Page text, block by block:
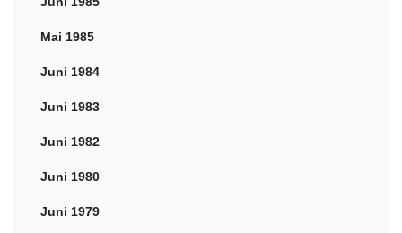
Mai 1985
Juni 1984
Juni 1983
Juni 1982
Juni 1980
Juni 1979